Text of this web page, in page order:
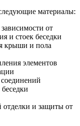
материалы:
от
и стоек беседки
крыши и пола
элементов
отделки и защиты от